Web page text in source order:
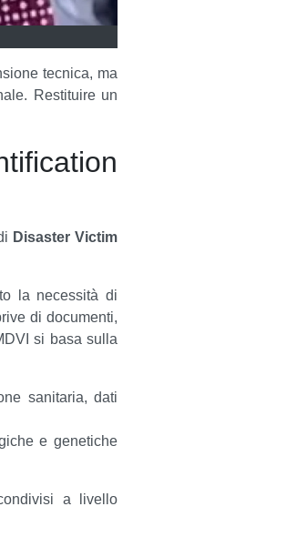
tecnica, ma
Restituire un
Disaster Victim
la necessità di
di documenti,
si basa sulla
sanitaria, dati
e genetiche
a livello